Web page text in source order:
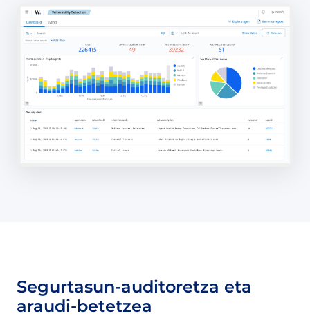
Segurtasun-auditoretza eta
araudi-betetzea